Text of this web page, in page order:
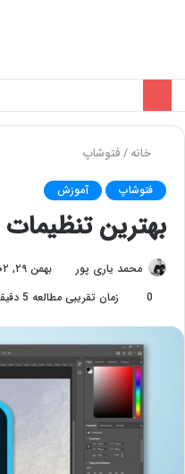
خانه/فتوشاپ
فتوشاپ آموزش
بهترین
محمد یاری پور بهمن ۲۹, ۱۴۰۲
0
زمان تقریبی مطالعه 5 دقیقه